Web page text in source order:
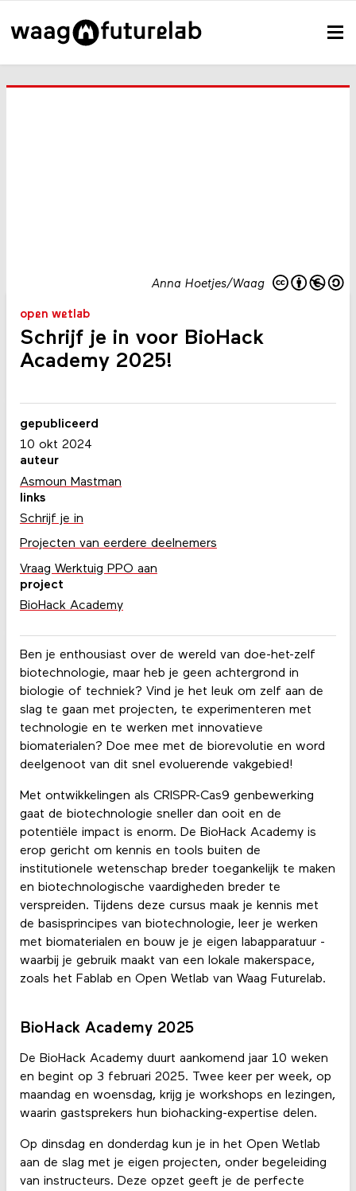
Anna Hoetjes/Waag
open wetlab
Schrijf je in voor BioHack
Academy 2025!
Ben je enthousiast over de wereld van doe-het-zelf
biotechnologie, maar heb je geen achtergrond in
biologie of techniek? Vind je het leuk om zelf aan de
slag te gaan met projecten, te experimenteren met
technologie en te werken met innovatieve
biomaterialen? Doe mee met de biorevolutie en word
deelgenoot van dit snel evoluerende vakgebied!
Met ontwikkelingen als CRISPR-Cas9 genbewerking
gaat de biotechnologie sneller dan ooit en de
potentiële impact is enorm. De BioHack Academy is
erop gericht om kennis en tools buiten de
institutionele wetenschap breder toegankelijk te maken
en biotechnologische vaardigheden breder te
verspreiden. Tijdens deze cursus maak je kennis met
de basisprincipes van biotechnologie, leer je werken
met biomaterialen en bouw je je eigen labapparatuur -
waarbij je gebruik maakt van een lokale makerspace,
zoals het Fablab en Open Wetlab van Waag Futurelab.
BioHack Academy 2025
De BioHack Academy duurt aankomend jaar 10 weken
en begint op 3 februari 2025. Twee keer per week, op
maandag en woensdag, krijg je workshops en lezingen,
waarin gastsprekers hun biohacking-expertise delen.
Op dinsdag en donderdag kun je in het Open Wetlab
aan de slag met je eigen projecten, onder begeleiding
van instructeurs. Deze opzet geeft je de perfecte
gepubliceerd
10 okt 2024
auteur
Asmoun Mastman
links
Schrijf je in
Projecten van eerdere deelnemers
Vraag Werktuig PPO aan
project
BioHack Academy